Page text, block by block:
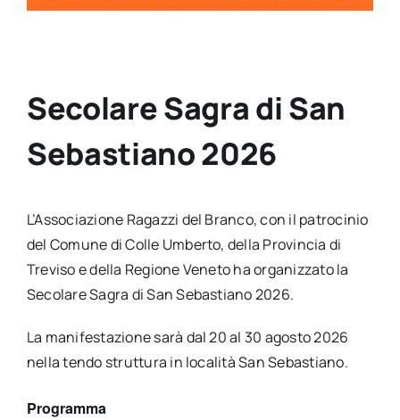
Secolare Sagra di San
Sebastiano 2026
L’Associazione Ragazzi del Branco, con il patrocinio
del Comune di Colle Umberto, della Provincia di
Treviso e della Regione Veneto ha organizzato la
Secolare Sagra di San Sebastiano 2026.
La manifestazione sarà dal 20 al 30 agosto 2026
nella tendo struttura in località San Sebastiano.
Programma